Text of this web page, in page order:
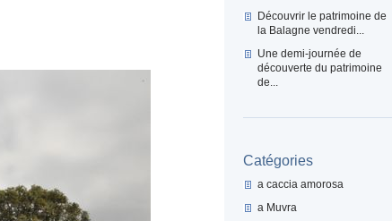
Découvrir le patrimoine de
la Balagne vendredi...
Une demi-journée de
découverte du patrimoine
de...
Catégories
a caccia amorosa
a Muvra